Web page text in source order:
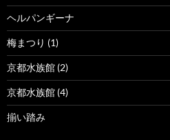
ヘルパンギーナ
梅まつり (1)
京都水族館 (2)
京都水族館 (4)
揃い踏み